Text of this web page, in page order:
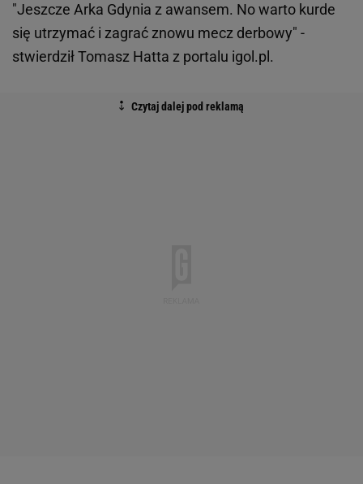
"Jeszcze Arka Gdynia z awansem. No warto kurde
się utrzymać i zagrać znowu mecz derbowy" -
stwierdził Tomasz Hatta z portalu igol.pl.